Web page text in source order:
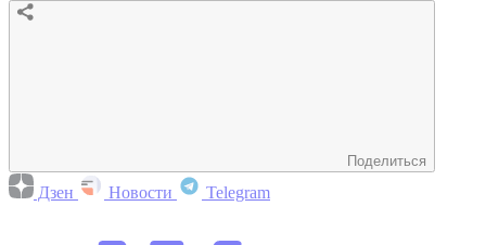
Поделиться
Дзен Новости Telegram